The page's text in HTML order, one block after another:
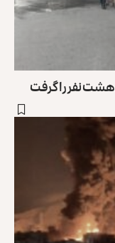
نفر را گرفت